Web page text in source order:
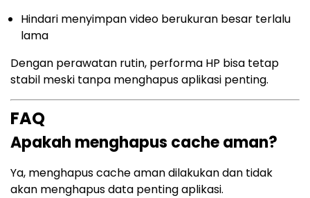
Hindari menyimpan video berukuran besar terlalu
lama
Dengan perawatan rutin, performa HP bisa tetap
stabil meski tanpa menghapus aplikasi penting.
FAQ
Apakah menghapus cache aman?
Ya, menghapus cache aman dilakukan dan tidak
akan menghapus data penting aplikasi.